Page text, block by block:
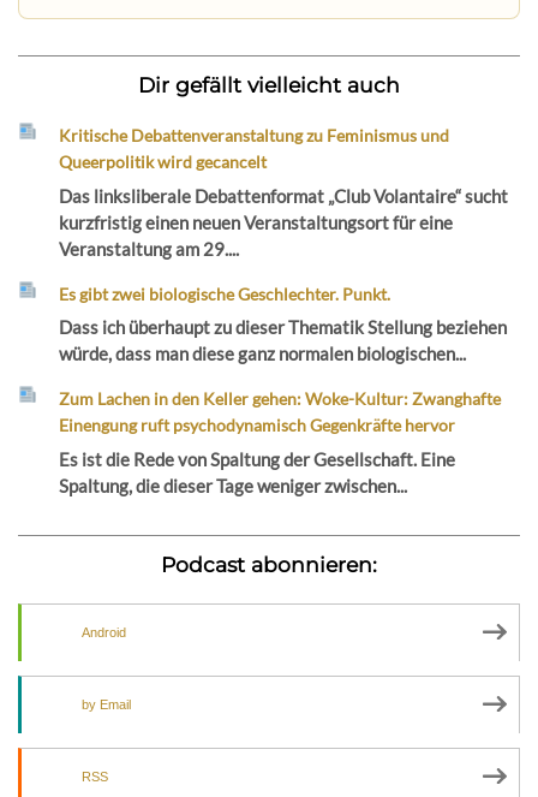
Dir gefällt vielleicht auch
Kritische Debattenveranstaltung zu Feminismus und
Queerpolitik wird gecancelt
Das linksliberale Debattenformat „Club Volantaire“ sucht
kurzfristig einen neuen Veranstaltungsort für eine
Veranstaltung am 29....
Es gibt zwei biologische Geschlechter. Punkt.
Dass ich überhaupt zu dieser Thematik Stellung beziehen
würde, dass man diese ganz normalen biologischen...
Zum Lachen in den Keller gehen: Woke-Kultur: Zwanghafte
Einengung ruft psychodynamisch Gegenkräfte hervor
Es ist die Rede von Spaltung der Gesellschaft. Eine
Spaltung, die dieser Tage weniger zwischen...
Podcast abonnieren:
Android
by Email
RSS